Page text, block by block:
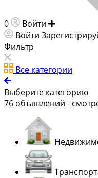
0 Войти
Войти
Фильтр
Все категории
Выберите категорию
76 объявлений -
Транспорт